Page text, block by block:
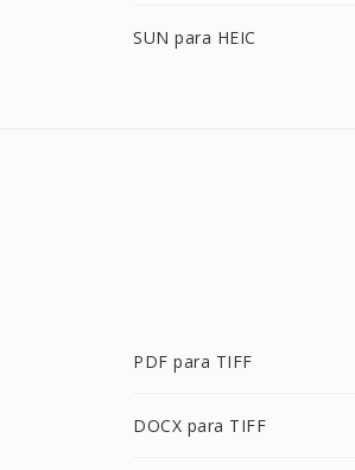
SUN para HEIC
PDF para TIFF
DOCX para TIFF